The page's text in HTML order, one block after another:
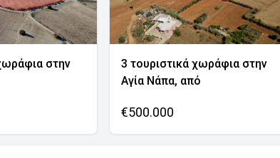
στην
3 τουριστικά χωράφια στην
Αγία Νάπα, από
€500.000